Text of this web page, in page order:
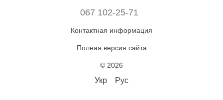
067 102-25-71
Контактная информация
Полная версия сайта
© 2026
Укр Рус